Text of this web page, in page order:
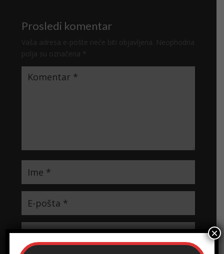
Prosledi komentar
Vaša adresa e-pošte neće biti objavljena. Neophodna
polja su označena *
×